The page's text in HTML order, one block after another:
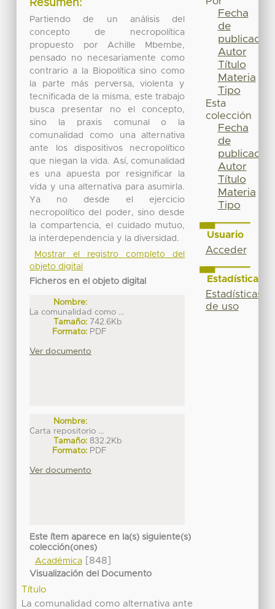
Resumen:
Partiendo de un análisis del
concepto de necropolítica
propuesto por Achille Mbembe,
pensado no necesariamente como
contrario a la Biopolítica sino como
la parte más perversa, violenta y
tecnificada de la misma, este trabajo
busca presentar no el concepto,
sino la praxis comunal o la
comunalidad como una alternativa
ante los dispositivos necropolítico
que niegan la vida. Así, comunalidad
es una apuesta por resignificar la
vida y una alternativa para asumirla.
Ya no desde el ejercicio
necropolítico del poder, sino desde
la compartencia, el cuidado mutuo,
la interdependencia y la diversidad.
Mostrar el registro completo del
objeto digital
Ficheros en el objeto digital
Nombre:
La comunalidad como ...
Tamaño: 742.6Kb
Formato: PDF
Ver documento
Nombre:
Carta repositorio ...
Tamaño: 832.2Kb
Formato: PDF
Ver documento
Este ítem aparece en la(s) siguiente(s)
colección(ones)
Académica[848]
Visualización del Documento
Título
La comunalidad como alternativa ante
Fecha
de
publicación
Autor
Título
Materia
Tipo
Esta
colección
Fecha
de
publicación
Autor
Título
Materia
Tipo
Usuario
Acceder
Estadísticas
Estadísticas
de uso